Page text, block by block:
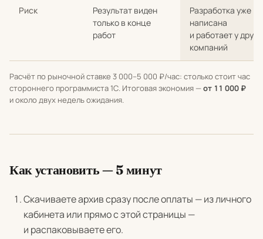
Риск
Результат виден
только в конце
работ
Разработка уже
написана
и работает у
компаний
Расчёт по рыночной ставке 3 000–5 000 ₽/час: столько стоит час
стороннего программиста 1С. Итоговая экономия —от 11 000 ₽
и около двух недель ожидания.
Как установить — 5 минут
Скачиваете архив сразу после оплаты — из личного
кабинета или прямо с этой страницы —
и распаковываете его.